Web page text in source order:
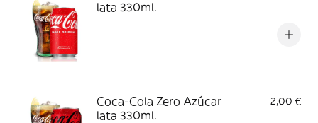
lata 330ml.
Coca-Cola Zero Azúcar
lata 330ml.
2,00 €